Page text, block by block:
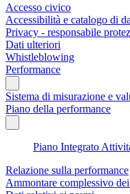
Accesso civico
Accessibilità e catalogo di
Privacy - responsabile
Dati ulteriori
Whistleblowing
Performance
Sistema di misurazione e
Piano della performance
Piano Integrato
Relazione sulla performance
Ammontare complessivo